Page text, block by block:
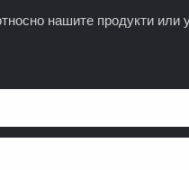
нашите продукти